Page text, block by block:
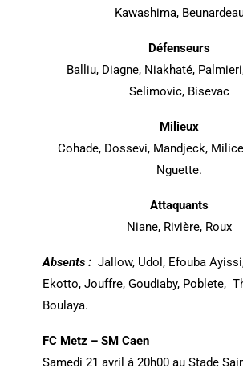
Kawashima,
Défenseurs
Balliu, Diagne, Niakhaté,
Selimovic, Bisevac
Milieux
Cohade, Dossevi, Mandjeck,
Nguette.
Attaquants
Niane, Rivière, Roux
Absents :Jallow, Udol, Efouba
Ekotto, Jouffre, Goudiaby, Poblete,
Boulaya.
FC Metz – SM Caen
Samedi 21 avril à 20h00 au Stade